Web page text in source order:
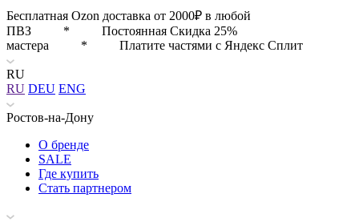
Бесплатная Ozon доставка от 2000₽ в любой
ПВЗ * Постоянная Скидка 25%
мастера * Платите частями с Яндекс Сплит
RU
RU DEU ENG
Ростов-на-Дону
О бренде
SALE
Где купить
Стать партнером